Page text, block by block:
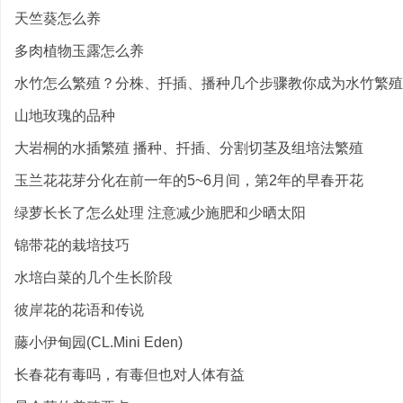
天竺葵怎么养
多肉植物玉露怎么养
水竹怎么繁殖？分株、扦插、播种几个步骤教你成为水竹繁
山地玫瑰的品种
大岩桐的水插繁殖 播种、扦插、分割切茎及组培法繁殖
玉兰花花芽分化在前一年的5~6月间，第2年的早春开花
绿萝长长了怎么处理 注意减少施肥和少晒太阳
锦带花的栽培技巧
水培白菜的几个生长阶段
彼岸花的花语和传说
藤小伊甸园(CL.Mini Eden)
长春花有毒吗，有毒但也对人体有益